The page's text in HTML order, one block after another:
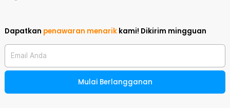
Dapatkan penawaran menarik kami! Dikirim mingguan
Email Anda
Mulai Berlangganan